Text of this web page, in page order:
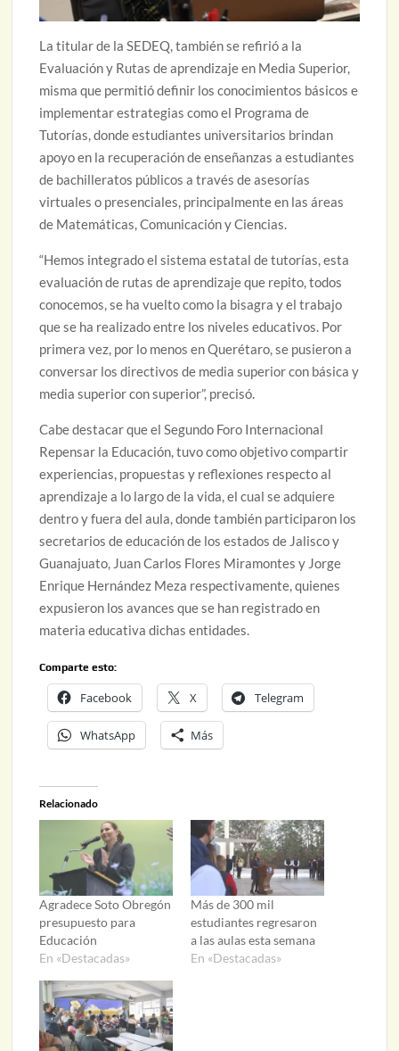
La titular de la SEDEQ, también se refirió a la
Evaluación y Rutas de aprendizaje en Media Superior,
misma que permitió definir los conocimientos básicos e
implementar estrategias como el Programa de
Tutorías, donde estudiantes universitarios brindan
apoyo en la recuperación de enseñanzas a estudiantes
de bachilleratos públicos a través de asesorías
virtuales o presenciales, principalmente en las áreas
de Matemáticas, Comunicación y Ciencias.
“Hemos integrado el sistema estatal de tutorías, esta
evaluación de rutas de aprendizaje que repito, todos
conocemos, se ha vuelto como la bisagra y el trabajo
que se ha realizado entre los niveles educativos. Por
primera vez, por lo menos en Querétaro, se pusieron a
conversar los directivos de media superior con básica y
media superior con superior”, precisó.
Cabe destacar que el Segundo Foro Internacional
Repensar la Educación, tuvo como objetivo compartir
experiencias, propuestas y reflexiones respecto al
aprendizaje a lo largo de la vida, el cual se adquiere
dentro y fuera del aula, donde también participaron los
secretarios de educación de los estados de Jalisco y
Guanajuato, Juan Carlos Flores Miramontes y Jorge
Enrique Hernández Meza respectivamente, quienes
expusieron los avances que se han registrado en
materia educativa dichas entidades.
Comparte esto:
Facebook X Telegram
WhatsApp Más
Relacionado
Agradece Soto Obregón
presupuesto para
Educación
En «Destacadas»
Más de 300 mil
estudiantes regresaron
a las aulas esta semana
En «Destacadas»